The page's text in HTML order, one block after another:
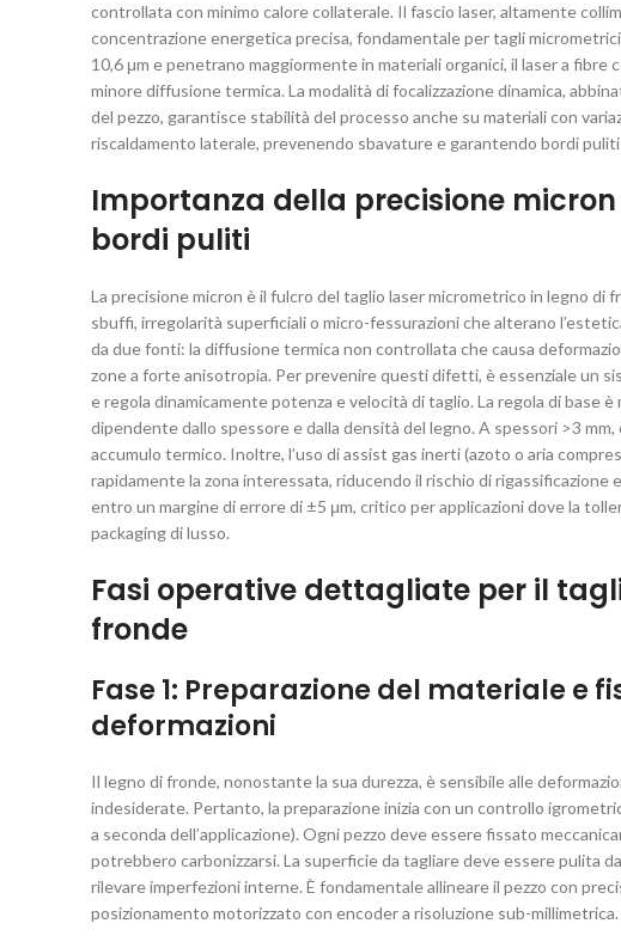
controllata con minimo calore collaterale. Il fascio laser, altamente
concentrazione energetica precisa, fondamentale per tagli
10,6 μm e penetrano maggiormente in materiali organici, il laser a
minore diffusione termica. La modalità di focalizzazione dinamica,
del pezzo, garantisce stabilità del processo anche su materiali con
riscaldamento laterale, prevenendo sbavature e garantendo bordi
Importanza della precisione
bordi puliti
La precisione micron è il fulcro del taglio laser micrometrico in legno di
sbuffi, irregolarità superficiali o micro-fessurazioni che alterano
da due fonti: la diffusione termica non controllata che causa
zone a forte anisotropia. Per prevenire questi difetti, è essenziale un
e regola dinamicamente potenza e velocità di taglio. La regola di base
dipendente dallo spessore e dalla densità del legno. A spessori >3
accumulo termico. Inoltre, l’uso di assist gas inerti (azoto o aria
rapidamente la zona interessata, riducendo il rischio di
entro un margine di errore di ±5 μm, critico per applicazioni dove la
packaging di lusso.
Fasi operative dettagliate per il
fronde
Fase 1: Preparazione del materiale e
deformazioni
Il legno di fronde, nonostante la sua durezza, è sensibile alle
indesiderate. Pertanto, la preparazione inizia con un controllo
a seconda dell’applicazione). Ogni pezzo deve essere fissato
potrebbero carbonizzarsi. La superficie da tagliare deve essere pulita
rilevare imperfezioni interne. È fondamentale allineare il pezzo con
posizionamento motorizzato con encoder a risoluzione sub-millimetrica.